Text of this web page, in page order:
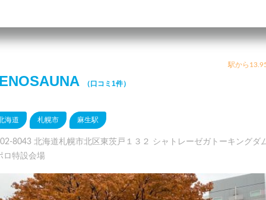
駅から
（口コミ1件）
海道 札幌市 麻生駅
8043 北海道札幌市北区東茨戸１３２ シャトレーゼガトーキングダ
ロ特設会場